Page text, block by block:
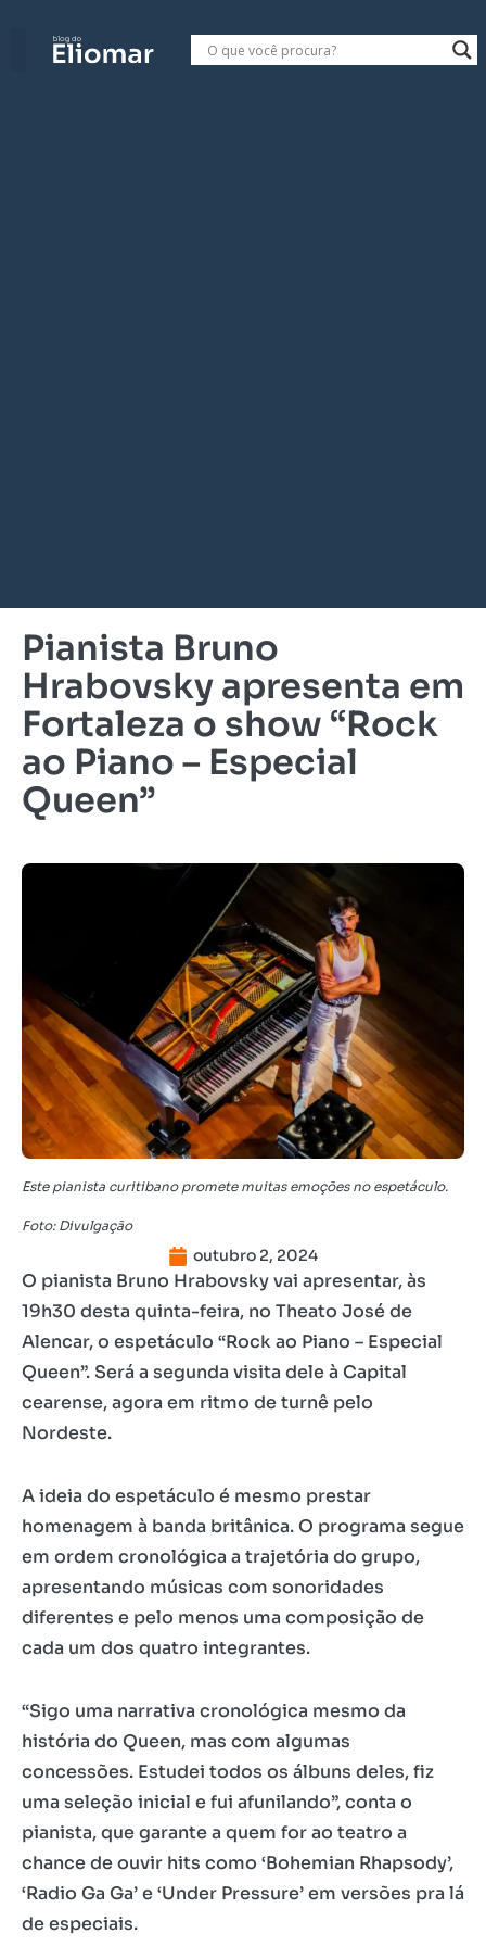
Pianista Bruno
Hrabovsky apresenta em
Fortaleza o show “Rock
ao Piano – Especial
Queen”
Este pianista curitibano promete muitas emoções no espetáculo.
Foto: Divulgação
outubro 2, 2024
O pianista Bruno Hrabovsky vai apresentar, às
19h30 desta quinta-feira, no Theato José de
Alencar, o espetáculo “Rock ao Piano – Especial
Queen”. Será a segunda visita dele à Capital
cearense, agora em ritmo de turnê pelo
Nordeste.
A ideia do espetáculo é mesmo prestar
homenagem à banda britânica. O programa segue
em ordem cronológica a trajetória do grupo,
apresentando músicas com sonoridades
diferentes e pelo menos uma composição de
cada um dos quatro integrantes.
“Sigo uma narrativa cronológica mesmo da
história do Queen, mas com algumas
concessões. Estudei todos os álbuns deles, fiz
uma seleção inicial e fui afunilando”, conta o
pianista, que garante a quem for ao teatro a
chance de ouvir hits como ‘Bohemian Rhapsody’,
‘Radio Ga Ga’ e ‘Under Pressure’ em versões pra lá
de especiais.